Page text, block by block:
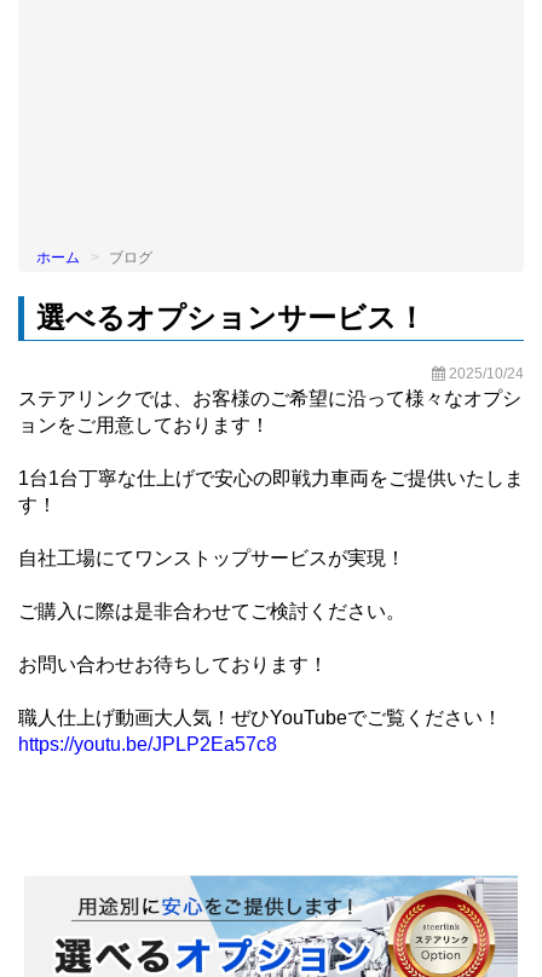
ホーム ブログ
選べるオプションサービス！
2025/10/24
ステアリンクでは、お客様のご希望に沿って様々なオプシ
ョンをご用意しております！
1台1台丁寧な仕上げで安心の即戦力車両をご提供いたしま
す！
自社工場にてワンストップサービスが実現！
ご購入に際は是非合わせてご検討ください。
お問い合わせお待ちしております！
職人仕上げ動画大人気！ぜひYouTubeでご覧ください！
https://youtu.be/JPLP2Ea57c8